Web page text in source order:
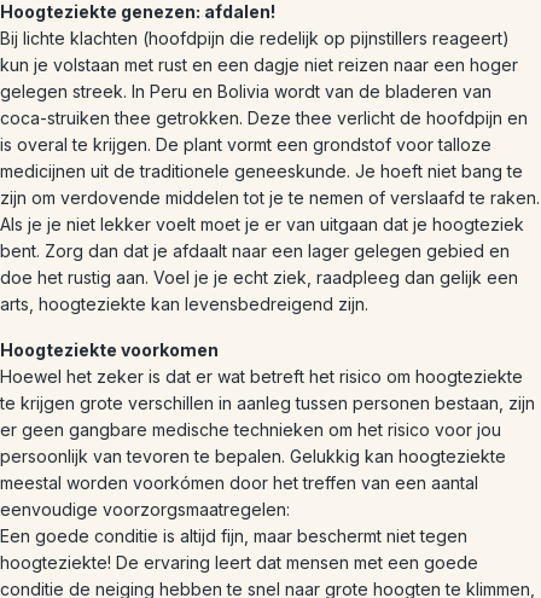
Hoogteziekte genezen: afdalen!
Bij lichte klachten (hoofdpijn die redelijk op pijnstillers reageert)
kun je volstaan met rust en een dagje niet reizen naar een hoger
gelegen streek. In Peru en Bolivia wordt van de bladeren van
coca-struiken thee getrokken. Deze thee verlicht de hoofdpijn en
is overal te krijgen. De plant vormt een grondstof voor talloze
medicijnen uit de traditionele geneeskunde. Je hoeft niet bang te
zijn om verdovende middelen tot je te nemen of verslaafd te raken.
Als je je niet lekker voelt moet je er van uitgaan dat je hoogteziek
bent. Zorg dan dat je afdaalt naar een lager gelegen gebied en
doe het rustig aan. Voel je je echt ziek, raadpleeg dan gelijk een
arts, hoogteziekte kan levensbedreigend zijn.
Hoogteziekte voorkomen
Hoewel het zeker is dat er wat betreft het risico om hoogteziekte
te krijgen grote verschillen in aanleg tussen personen bestaan, zijn
er geen gangbare medische technieken om het risico voor jou
persoonlijk van tevoren te bepalen. Gelukkig kan hoogteziekte
meestal worden voorkómen door het treffen van een aantal
eenvoudige voorzorgsmaatregelen:
Een goede conditie is altijd fijn, maar beschermt niet tegen
hoogteziekte! De ervaring leert dat mensen met een goede
conditie de neiging hebben te snel naar grote hoogten te klimmen,